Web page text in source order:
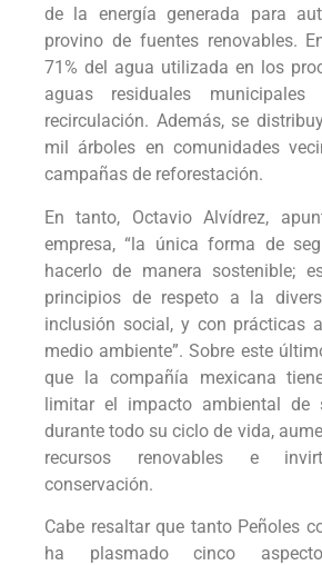
de la energía generada para
provino de fuentes renovables.
71% del agua utilizada en los
aguas residuales
recirculación. Además, se
mil árboles en comunidades
campañas de reforestación.
En tanto, Octavio Alvídrez,
empresa, “la única forma de
hacerlo de manera sostenible;
principios de respeto a la
inclusión social, y con prácticas
medio ambiente”. Sobre este
que la compañía mexicana
limitar el impacto ambiental de
durante todo su ciclo de vida,
recursos renovables e
conservación.
Cabe resaltar que tanto Peñoles
ha plasmado cinco